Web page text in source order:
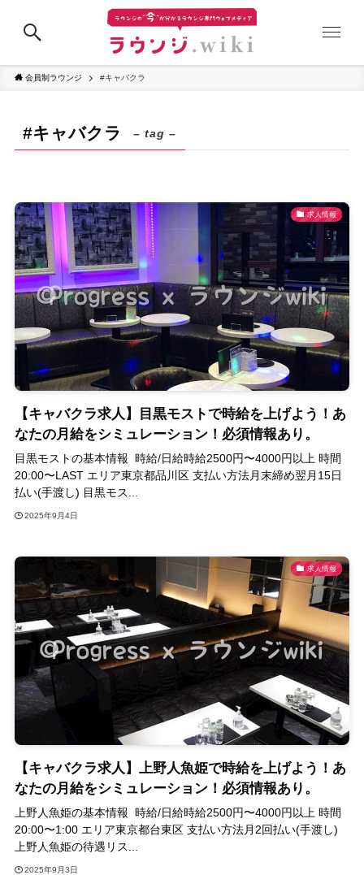
会員制ラウンジ #キャバクラ
#キャバクラ – tag –
求人情報
【キャバクラ求人】目黒モストで時給を上げよう！あ
なたの月給をシミュレーション！必須情報あり。
目黒モストの基本情報 時給/日給時給2500円〜4000円以上 時間
20:00〜LAST エリア東京都品川区 支払い方法月末締め翌月15日
払い(手渡し) 目黒モス...
2025年9月4日
求人情報
【キャバクラ求人】上野人魚姫で時給を上げよう！あ
なたの月給をシミュレーション！必須情報あり。
上野人魚姫の基本情報 時給/日給時給2500円〜4000円以上 時間
20:00〜1:00 エリア東京都台東区 支払い方法月2回払い(手渡し)
上野人魚姫の待遇リス...
2025年9月3日